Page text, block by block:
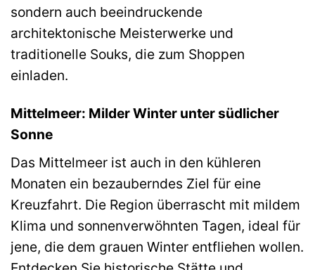
sondern auch beeindruckende
architektonische Meisterwerke und
traditionelle Souks, die zum Shoppen
einladen.
Mittelmeer: Milder Winter unter südlicher
Sonne
Das Mittelmeer ist auch in den kühleren
Monaten ein bezauberndes Ziel für eine
Kreuzfahrt. Die Region überrascht mit mildem
Klima und sonnenverwöhnten Tagen, ideal für
jene, die dem grauen Winter entfliehen wollen.